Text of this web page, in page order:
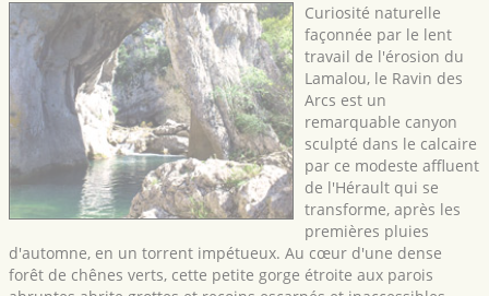
Curiosité naturelle
façonnée par le lent
travail de l'érosion du
Lamalou, le Ravin des
Arcs est un
remarquable canyon
sculpté dans le calcaire
par ce modeste affluent
de l'Hérault qui se
transforme, après les
premières pluies
d'automne, en un torrent impétueux. Au cœur d'une dense
forêt de chênes verts, cette petite gorge étroite aux parois